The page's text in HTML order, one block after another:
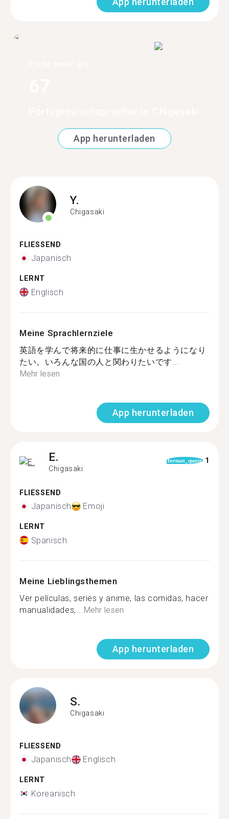
App herunterladen
Y.
Chigasaki
FLIESSEND
Japanisch
LERNT
Englisch
Meine Sprachlernziele
英語を学んで将来的に仕事に生かせるようになり
たい。いろんな国の人と関わりたいです...
Mehr lesen
App herunterladen
E.
Chigasaki
format_quote 1
FLIESSEND
Japanisch Emoji
LERNT
Spanisch
Meine Lieblingsthemen
Ver películas, series y anime, las comidas, hacer
manualidades,... Mehr lesen
App herunterladen
S.
Chigasaki
FLIESSEND
Japanisch Englisch
LERNT
Koreanisch